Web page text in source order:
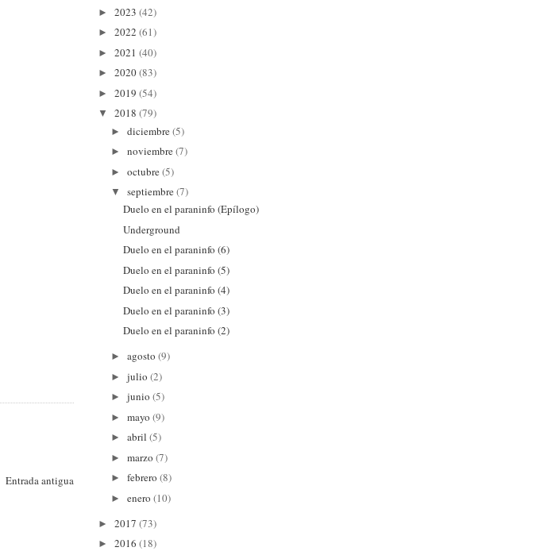
Entrada antigua
► 2023 (42)
► 2022 (61)
► 2021 (40)
► 2020(83)
► 2019 (54)
▼ 2018 (79)
► diciembre(5)
► noviembre(7)
► octubre(5)
▼ septiembre(7)
Duelo en el paraninfo (Epílogo)
Underground
Duelo en el paraninfo (6)
Duelo en el paraninfo (5)
Duelo en el paraninfo (4)
Duelo en el paraninfo (3)
Duelo en el paraninfo (2)
► agosto (9)
► julio (2)
► junio (5)
► mayo (9)
► abril (5)
► marzo (7)
► febrero (8)
► enero (10)
► 2017 (73)
► 2016 (18)